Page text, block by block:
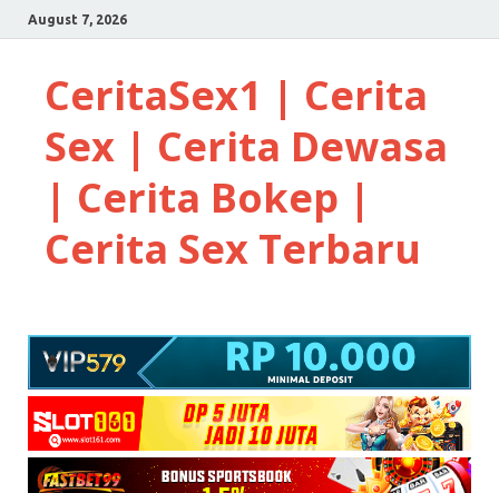
August 7, 2026
CeritaSex1 | Cerita
Sex | Cerita Dewasa
| Cerita Bokep |
Cerita Sex Terbaru